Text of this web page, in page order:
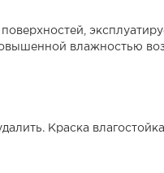
влажностью
Краска